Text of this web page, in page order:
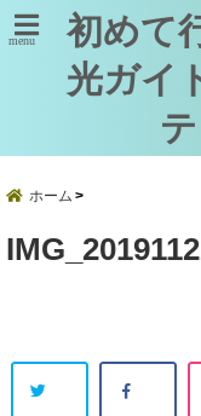
menu
初めて
光ガイ
ホーム